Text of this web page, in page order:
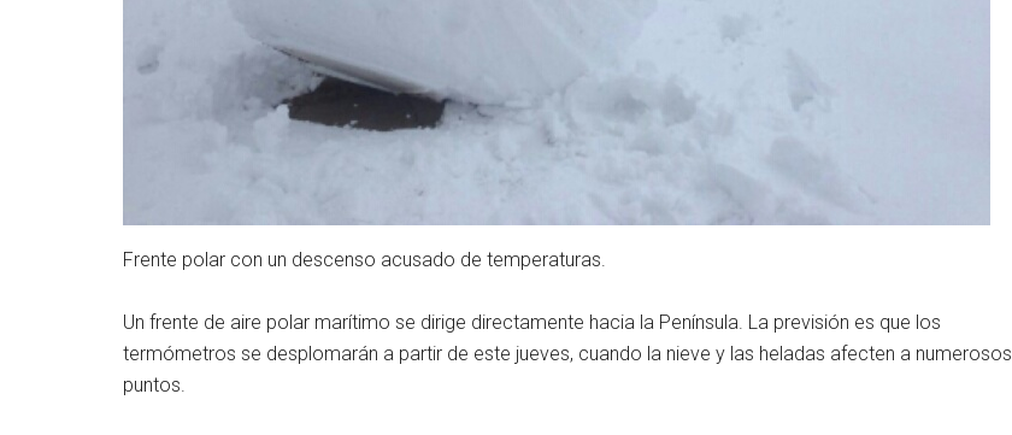
Frente polar con un descenso acusado de temperaturas.
Un frente de aire polar marítimo se dirige directamente hacia la Península. La previsión es que los
termómetros se desplomarán a partir de este jueves, cuando la nieve y las heladas afecten a numerosos
puntos.